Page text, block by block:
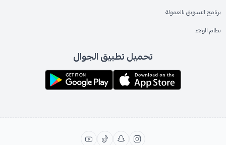
برنامج التسويق بالعمولة
نظام الولاء
تحميل تطبيق الجوال